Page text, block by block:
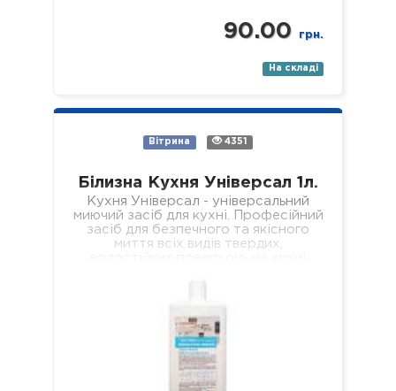
90.00 грн.
На складі
Вітрина 4351
Білизна Кухня Універсал 1л.
Кухня Універсал - універсальний
миючий засіб для кухні. Професійний
засіб для безпечного та якісного
миття всіх видів твердих,